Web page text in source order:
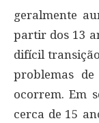
geralmente
partir dos 13
difícil
problemas
ocorrem. Em
cerca de 15